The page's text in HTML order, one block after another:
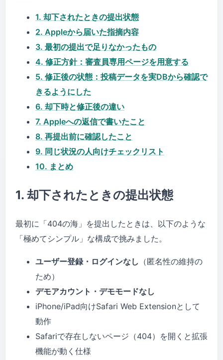
1. 却下されたときの提出状態
2. Appleから届いた指摘内容
3. 最初の提出で足りなかったもの
4. 修正方針：審査員専用ページを用意する
5. 修正後の状態：投稿データを実DBから確認で
きるようにした
6. 却下時と修正後の違い
7. Appleへの返信で書いたこと
8. 再提出前に確認したこと
9. 同じ状況の人向けチェックリスト
10. まとめ
1. 却下されたときの提出状態
最初に「404の海」を提出したときは、以下のような
「極めてシンプル」な構成で挑みました。
ユーザー登録・ログインなし （匿名性の維持の
ため）
デモアカウント・デモモードなし
iPhone/iPad向けSafari Web Extensionとして
動作
Safariで存在しないページ（404）を開くと拡張
機能が動く仕様